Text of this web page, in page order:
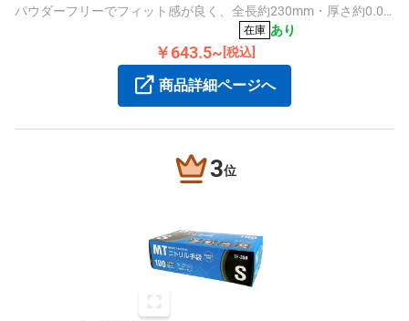
パウダーフリーでフィット感が良く、全長約230mm・厚さ約0.05
～0.07mm、食品衛生法適合の安心仕様です。
在庫 あり
￥643.5~ [税込]
商品詳細ページへ
3位